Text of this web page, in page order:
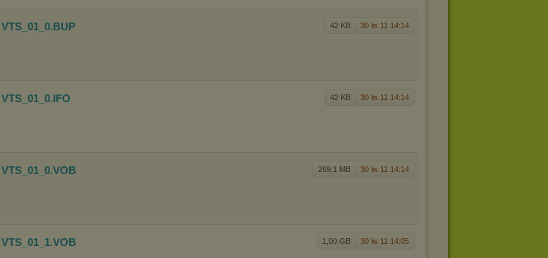
42 KB 30 lis 11 14:14
VTS_01_0.BUP
42 KB 30 lis 11 14:14
VTS_01_0.IFO
269,1 MB 30 lis 11 14:14
VTS_01_0.VOB
1,00 GB 30 lis 11 14:05
VTS_01_1.VOB